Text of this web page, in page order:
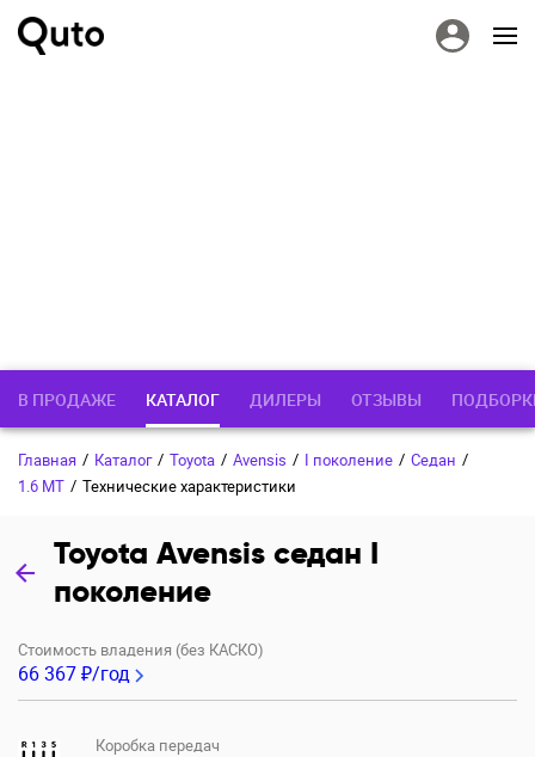
В ПРОДАЖЕ КАТАЛОГ ДИЛЕРЫ ОТЗЫВЫ
Главная / Каталог / Toyota / Avensis / I поколение / Седан /
1.6 MT / Технические характеристики
Toyota Avensis седан I
поколение
Стоимость владения (без КАСКО)
66 367 ₽/год
Коробка передач